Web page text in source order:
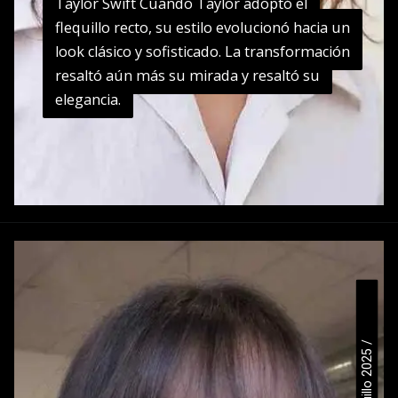
flequillo recto, su estilo evolucionó hacia un
look clásico y sofisticado. La transformación
resaltó aún más su mirada y resaltó su
elegancia.
flequillo recto, su estilo evolucionó hacia un
look clásico y sofisticado. La transformación
resaltó aún más su mirada y resaltó su
elegancia.